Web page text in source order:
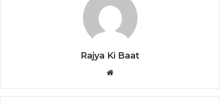
Rajya Ki Baat